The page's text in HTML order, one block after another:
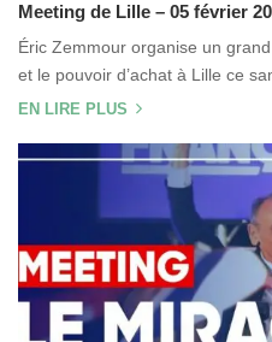
Meeting de Lille – 05 février
Éric Zemmour organise un
et le pouvoir d’achat à Lille ce
EN LIRE PLUS